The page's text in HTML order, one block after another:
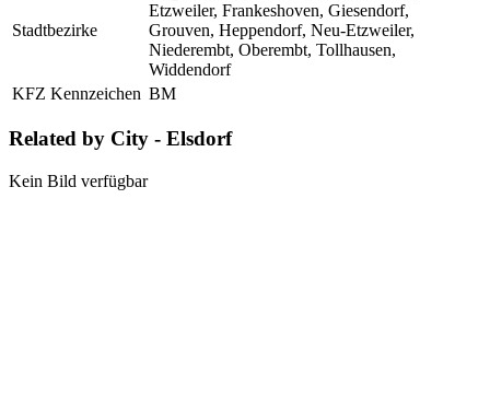
Stadtbezirke
Etzweiler, Frankeshoven, Giesendorf,
Grouven, Heppendorf, Neu-Etzweiler,
Niederembt, Oberembt, Tollhausen,
Widdendorf
KFZ Kennzeichen BM
Related by City - Elsdorf
Kein Bild verfügbar